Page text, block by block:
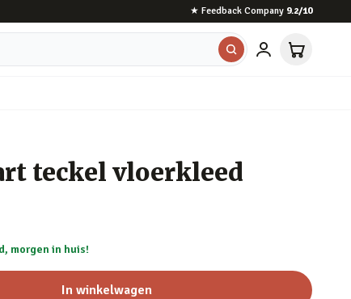
★ Feedback Company 9.2/10
teckel vloerkleed
morgen in huis!
In winkelwagen